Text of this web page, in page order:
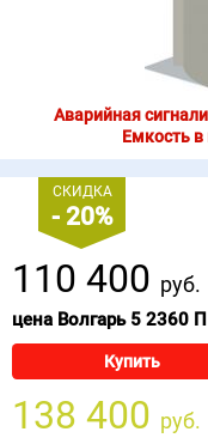
Аварийная
Емкость
СКИДКА
- 20%
110 400 руб.
цена Волгарь 5 2360 П
Купить
138 400 руб.